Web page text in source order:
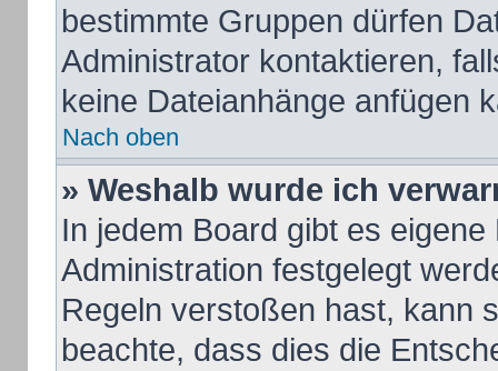
bestimmte Gruppen dürfen
Administrator kontaktieren,
keine Dateianhänge anfügen
Nach oben
» Weshalb wurde ich
In jedem Board gibt es
Administration festgelegt
Regeln verstoßen hast, kann
beachte, dass dies die